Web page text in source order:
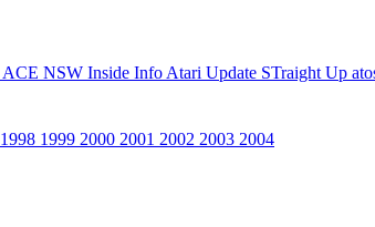
ACE NSW Inside Info Atari Update STraight Up
1998 1999 2000 2001 2002 2003 2004